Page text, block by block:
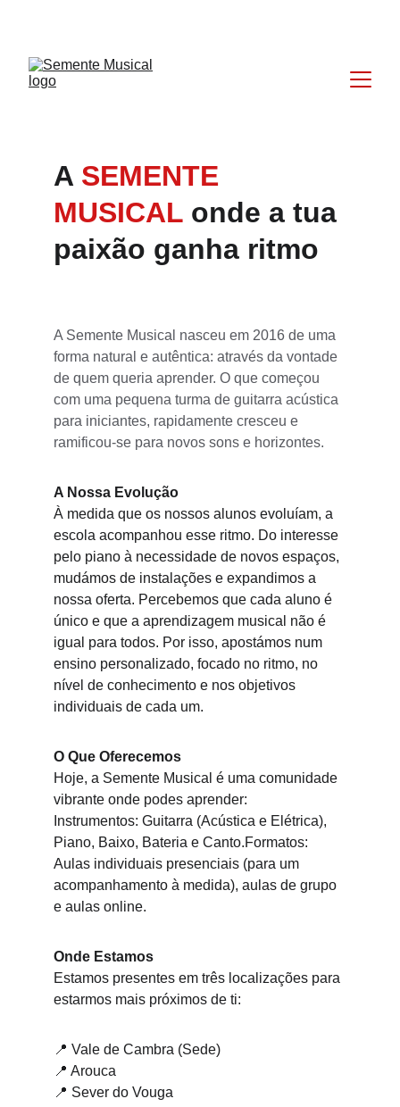
A SEMENTE
MUSICAL onde a tua
paixão ganha ritmo
A Semente Musical nasceu em 2016 de uma
forma natural e autêntica: através da vontade
de quem queria aprender. O que começou
com uma pequena turma de guitarra acústica
para iniciantes, rapidamente cresceu e
ramificou-se para novos sons e horizontes.
A Nossa Evolução
À medida que os nossos alunos evoluíam, a
escola acompanhou esse ritmo. Do interesse
pelo piano à necessidade de novos espaços,
mudámos de instalações e expandimos a
nossa oferta. Percebemos que cada aluno é
único e que a aprendizagem musical não é
igual para todos. Por isso, apostámos num
ensino personalizado, focado no ritmo, no
nível de conhecimento e nos objetivos
individuais de cada um.
O Que Oferecemos
Hoje, a Semente Musical é uma comunidade
vibrante onde podes aprender:
Instrumentos: Guitarra (Acústica e Elétrica),
Piano, Baixo, Bateria e Canto.Formatos:
Aulas individuais presenciais (para um
acompanhamento à medida), aulas de grupo
e aulas online.
Onde Estamos
Estamos presentes em três localizações para
estarmos mais próximos de ti:
📍 Vale de Cambra (Sede)
📍 Arouca
📍 Sever do Vouga